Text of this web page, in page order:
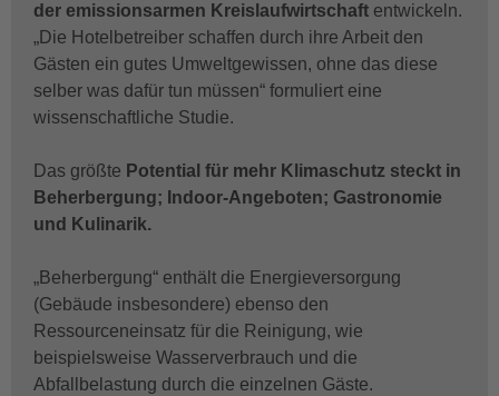
der emissionsarmen Kreislaufwirtschaft entwickeln.
„Die Hotelbetreiber schaffen durch ihre Arbeit den
Gästen ein gutes Umweltgewissen, ohne das diese
selber was dafür tun müssen“ formuliert eine
wissenschaftliche Studie.
Das größte Potential für mehr Klimaschutz steckt in
Beherbergung; Indoor-Angeboten; Gastronomie
und Kulinarik.
„Beherbergung“ enthält die Energieversorgung
(Gebäude insbesondere) ebenso den
Ressourceneinsatz für die Reinigung, wie
beispielsweise Wasserverbrauch und die
Abfallbelastung durch die einzelnen Gäste.